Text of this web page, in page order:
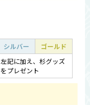
シルバー
ゴールド
左記に加え、杉グッズ
をプレゼント